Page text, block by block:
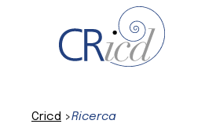
Cricd Ricerca